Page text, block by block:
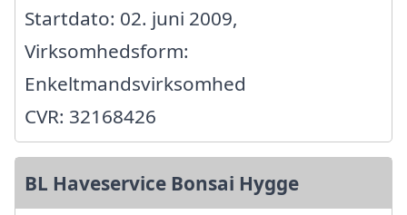
Startdato: 02. juni 2009,
Virksomhedsform:
Enkeltmandsvirksomhed
CVR: 32168426
BL Haveservice Bonsai Hygge